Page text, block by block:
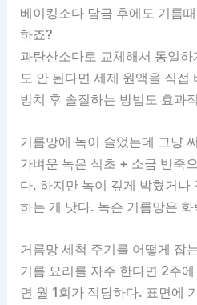
베이킹소다 담금 후에도 기름
하죠?
과탄산소다로 교체해서 동일
도 안 된다면 세제 원액을 직
방치 후 솔질하는 방법도 효과
거름망에 녹이 슬었는데 그냥
가벼운 녹은 식초 + 소금 반죽
다. 하지만 녹이 깊게 박혔거나
하는 게 낫다. 녹슨 거름망은
거름망 세척 주기를 어떻게 잡
기름 요리를 자주 한다면 2주
면 월 1회가 적당하다. 표면에